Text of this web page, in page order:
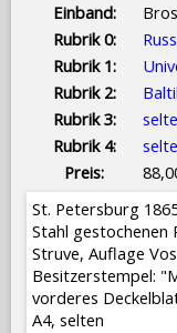
Einband:
Rubrik 0:
Rubrik 1:
Rubrik 2:
Rubrik 3:
Rubrik 4:
Preis:
St. Petersburg
Stahl gestochenen
Struve, Auflage
Besitzerstempel:
vorderes
A4, selten